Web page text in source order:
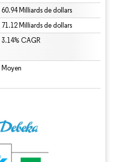
60.94 Milliards de dollars
71.12 Milliards de dollars
3.14% CAGR
Moyen
nécessite une attribution sous CC